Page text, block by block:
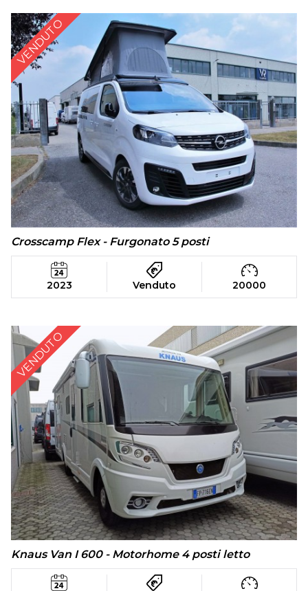
VENDUTO
Crosscamp Flex - Furgonato 5 posti
2023 Venduto 20000
VENDUTO
Knaus Van I 600 - Motorhome 4 posti letto